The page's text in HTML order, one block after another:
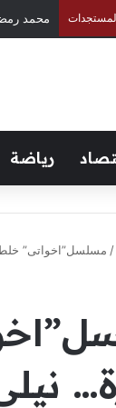
محمد
رياضة
/ مسلسل”اخواتى”